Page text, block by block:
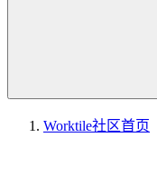
Worktile社区首页